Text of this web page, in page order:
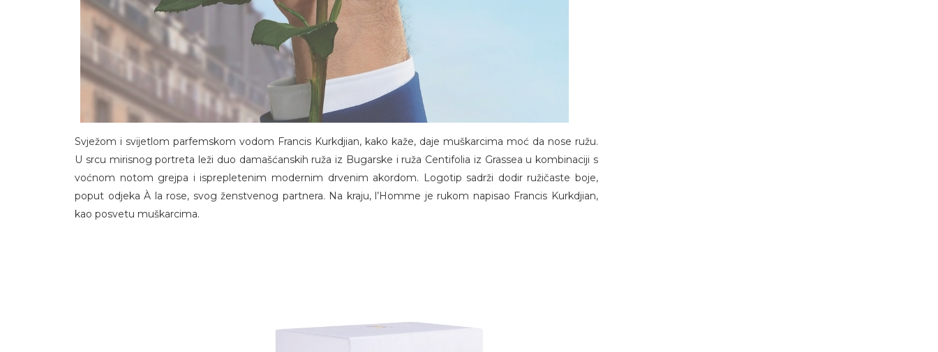
Svježom i svijetlom parfemskom vodom Francis Kurkdjian, kako kaže, daje muškarcima moć da nose ružu.
U srcu mirisnog portreta leži duo damašćanskih ruža iz Bugarske i ruža Centifolia iz Grassea u kombinaciji s
voćnom notom grejpa i isprepletenim modernim drvenim akordom. Logotip sadrži dodir ružičaste boje,
poput odjeka À la rose, svog ženstvenog partnera. Na kraju, l’Homme je rukom napisao Francis Kurkdjian,
kao posvetu muškarcima.